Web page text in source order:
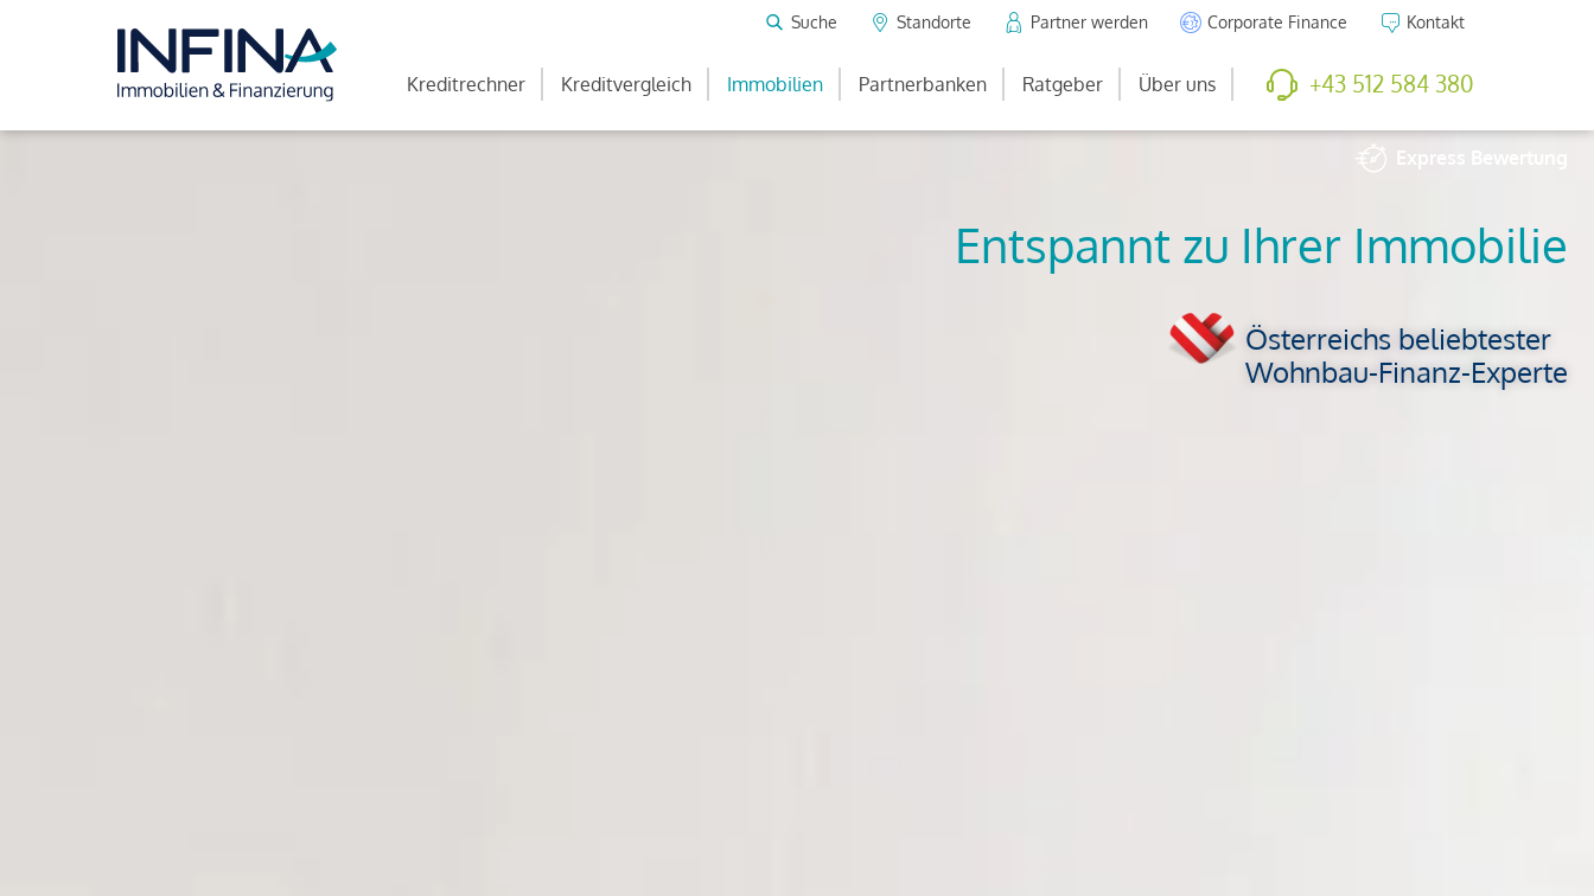
Suche Standorte Partner werden Corporate Finance Kontakt
Kreditrechner Kreditvergleich Immobilien Partnerbanken Ratgeber Über uns +43 512 584 380
Express
So viel ist Ihre
Österreichs beliebtester